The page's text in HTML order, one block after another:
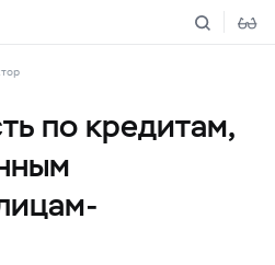
по кредитам,